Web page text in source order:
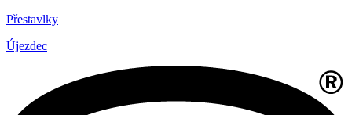
Přestavlky
Újezdec